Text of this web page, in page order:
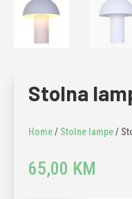
Stolna
Home/ Stolne lampe/
65,00 KM